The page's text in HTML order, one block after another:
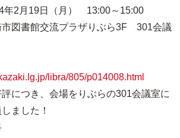
19日（月） 13:00～15:00
館交流プラザりぶら3F 301会議
libra/805/p014008.html
会場をりぶらの301会議室に
ました！